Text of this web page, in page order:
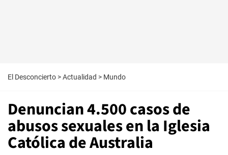
El Desconcierto >Actualidad > Mundo
Denuncian 4.500 casos de
abusos sexuales en la Iglesia
Católica de Australia